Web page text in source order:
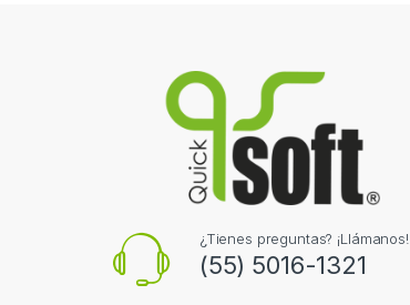
¿Tienes preguntas? ¡Llámanos!
(55) 5016-1321